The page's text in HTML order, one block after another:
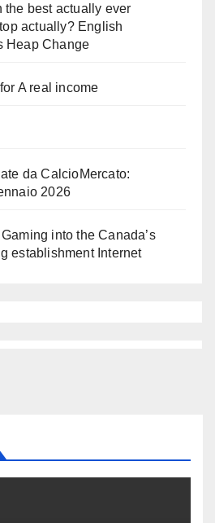
the best actually ever
actually? English
Heap Change
A real income
da CalcioMercato:
2026
into the Canada’s
establishment Internet